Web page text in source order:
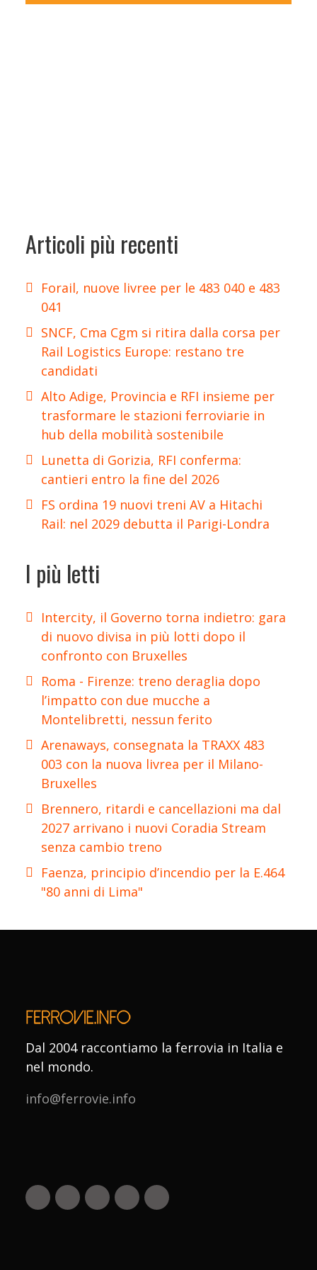
Articoli più recenti
Forail, nuove livree per le 483 040 e 483
041
SNCF, Cma Cgm si ritira dalla corsa per
Rail Logistics Europe: restano tre
candidati
Alto Adige, Provincia e RFI insieme per
trasformare le stazioni ferroviarie in
hub della mobilità sostenibile
Lunetta di Gorizia, RFI conferma:
cantieri entro la fine del 2026
FS ordina 19 nuovi treni AV a Hitachi
Rail: nel 2029 debutta il Parigi-Londra
I più letti
Intercity, il Governo torna indietro: gara
di nuovo divisa in più lotti dopo il
confronto con Bruxelles
Roma - Firenze: treno deraglia dopo
l’impatto con due mucche a
Montelibretti, nessun ferito
Arenaways, consegnata la TRAXX 483
003 con la nuova livrea per il Milano-
Bruxelles
Brennero, ritardi e cancellazioni ma dal
2027 arrivano i nuovi Coradia Stream
senza cambio treno
Faenza, principio d’incendio per la E.464
"80 anni di Lima"
Dal 2004 raccontiamo la ferrovia in Italia e
nel mondo.
info@ferrovie.info